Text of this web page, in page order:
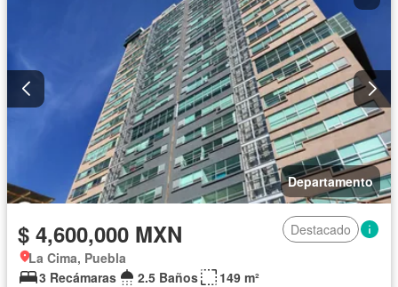
Departamento
$ 4,600,000 MXN
Destacado
La Cima, Puebla
3 Recámaras
2.5 Baños
149 m²